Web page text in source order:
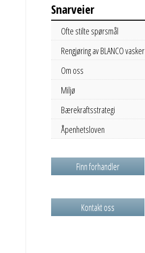
Snarveier
Ofte stilte spørsmål
Rengjøring av BLANCO vasker
Om oss
Miljø
Bærekraftsstrategi
Åpenhetsloven
Finn forhandler
Kontakt oss